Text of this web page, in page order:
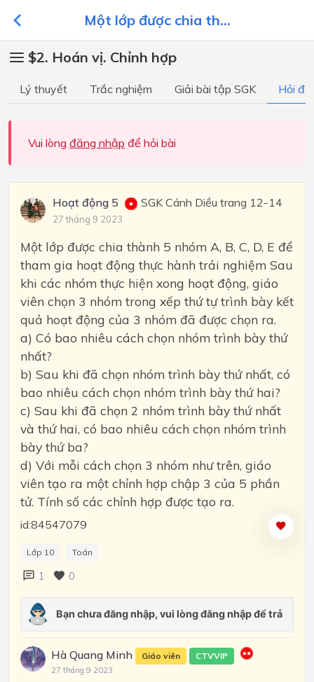
Một lớp được chia th...
$2. Hoán vị. Chỉnh hợp
Lý thuyết Trắc nghiệm Giải bài tập SGK Hỏi
Vui lòng đăng nhập để hỏi bài
Hoạt động 5 SGK Cánh Diều trang 12-14
27 tháng 9 2023
Một lớp được chia thành 5 nhóm A, B, C, D, E để
tham gia hoạt động thực hành trải nghiệm Sau
khi các nhóm thực hiện xong hoạt động, giáo
viên chọn 3 nhóm trong xếp thứ tự trình bày kết
quả hoạt động của 3 nhóm đã được chọn ra.
a) Có bao nhiêu cách chọn nhóm trình bày thứ
nhất?
b) Sau khi đã chọn nhóm trình bày thứ nhất, có
bao nhiêu cách chọn nhóm trình bày thứ hai?
c) Sau khi đã chọn 2 nhóm trình bày thứ nhất
và thứ hai, có bao nhiêu cách chọn nhóm trình
bày thứ ba?
d) Với mỗi cách chọn 3 nhóm như trên, giáo
viên tạo ra một chỉnh hợp chập 3 của 5 phần
tử. Tính số các chỉnh hợp được tạo ra.
id:84547079
Lớp 10 Toán
1 0
Hà Quang Minh Giáo viên CTVVIP
27 tháng 9 2023